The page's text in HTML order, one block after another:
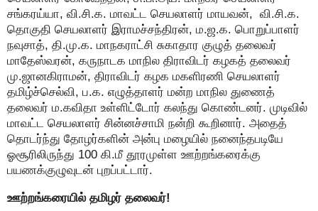
சங்கரய்யா, வி.சி.க. மாவட்ட செயலாளர் மாயவன், வி.சி.க.
தொகுதி செயலாளர் இராமச்சந்திரன், ம.ஜ.க. பொறுப்பாளர்
நவுசாத், தி.மு.க. மாநகராட்சி சுகாதார குழுத் தலைவர்
மாதேஸ்வரன், கருநாடக மாநில திராவிடர் கழகத் தலைவர்
மு.ஜானகிராமன், திராவிடர் கழக மகளிரணி செயலாளர்
தமிழ்ச்செல்வி, ப.க. எழுத்தாளர் மன்ற மாநில துணைத்
தலைவர் ம.கவிதா உள்ளிட்டோர் கலந்து கொண்டனர். முடிவில்
மாவட்ட செயலாளர் சின்னச்சாமி நன்றி கூறினார். அதைத்
தொடர்ந்து தோழர்களின் அன்பு மழையில் நனைந்தபடியே
ஓசூரிலிருந்து 100 கி.மீ தூரமுள்ள ஊற்றங்கரைக்கு
பயணக்குழுவுடன் புறப்பட்டார்.
ஊற்றங்கரையில் தமிழர் தலைவர்!